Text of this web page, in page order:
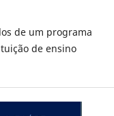
de um programa
de ensino